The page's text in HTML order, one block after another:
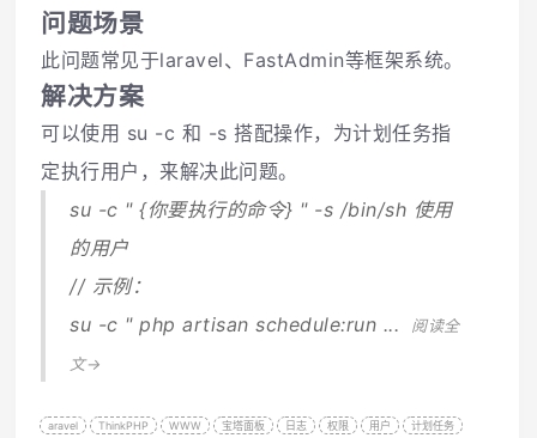
问题场景
此问题常见于laravel、FastAdmin等框架系统。
解决方案
可以使用 su -c 和 -s 搭配操作，为计划任务指
定执行用户，来解决此问题。
su -c " {你要执行的命令} " -s /bin/sh 使用
的用户
// 示例：
su -c " php artisan schedule:run ...
阅读全
文→
aravel ThinkPHP WWW 宝塔面板 日志 权限 用户 计划任务